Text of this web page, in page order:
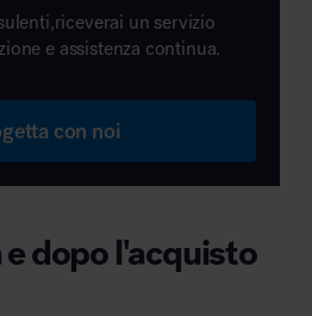
un servizio
e assistenza continua.
con noi
dopo l'acquisto